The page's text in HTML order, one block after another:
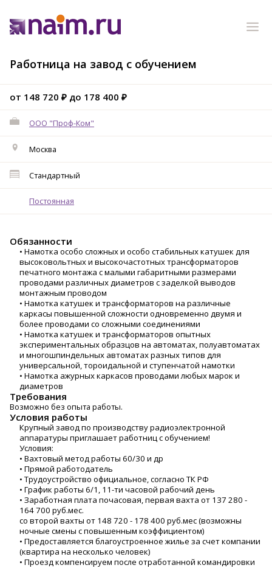
Работница на завод с обучением
от 148 720 ₽ до 178 400 ₽
ООО "Проф-Ком"
Москва
Стандартный
Постоянная
Обязанности
• Намотка особо сложных и особо стабильных катушек для
высоковольтных и высокочастотных трансформаторов
печатного монтажа с малыми габаритными размерами
проводами различных диаметров с заделкой выводов
монтажным проводом
• Намотка катушек и трансформаторов на различные
каркасы повышенной сложности одновременно двумя и
более проводами со сложными соединениями
• Намотка катушек и трансформаторов опытных
экспериментальных образцов на автоматах, полуавтоматах
и многошпиндельных автоматах разных типов для
универсальной, тороидальной и ступенчатой намотки
• Намотка ажурных каркасов проводами любых марок и
диаметров
Требования
Возможно без опыта работы.
Условия работы
Крупный завод по производству радиоэлектронной
аппаратуры приглашает работниц с обучением!
Условия:
• Вахтовый метод работы 60/30 и др
• Прямой работодатель
• Трудоустройство официальное, согласно ТК РФ
• График работы 6/1, 11-ти часовой рабочий день
• Заработная плата почасовая, первая вахта от 137 280 -
164 700 руб.мес.
со второй вахты от 148 720 - 178 400 руб.мес (возможны
ночные смены с повышенным коэффициентом)
• Предоставляется благоустроенное жилье за счет компании
(квартира на несколько человек)
• Проезд компенсируем после отработанной командировки